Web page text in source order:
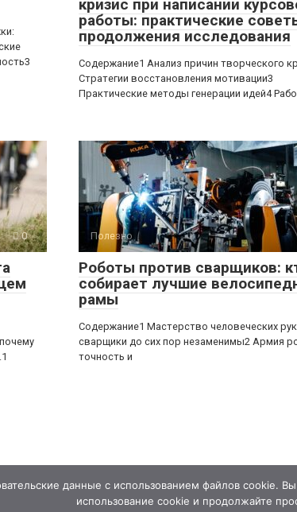
кризис при написании
работы: практические
продолжения исследования
Содержание1 Анализ причин творческого
Стратегии восстановления мотивации3
Практические методы генерации идей4
0 Полезно
Роботы против сварщиков:
собирает лучшие
рамы
Содержание1 Мастерство человеческих
сварщики до сих пор незаменимы2 Армия
точность и
данные с использованием файлов cookie.
использование cookie и продолжайте